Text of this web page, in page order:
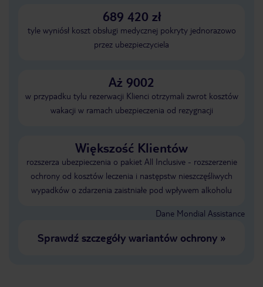
689 420 zł
tyle wyniósł koszt obsługi medycznej pokryty jednorazowo
przez ubezpieczyciela
Aż 9002
w przypadku tylu rezerwacji Klienci otrzymali zwrot kosztów
wakacji w ramach ubezpieczenia od rezygnacji
Większość Klientów
rozszerza ubezpieczenia o pakiet All Inclusive - rozszerzenie
ochrony od kosztów leczenia i następstw nieszczęśliwych
wypadków o zdarzenia zaistniałe pod wpływem alkoholu
Dane Mondial Assistance
Sprawdź szczegóły wariantów ochrony»